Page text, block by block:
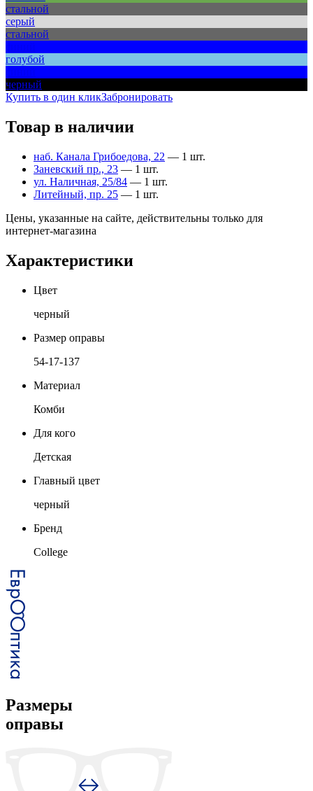
стальной
серый
стальной
голубой
черный
Купить в один кликЗабронировать
Товар в наличии
наб. Канала Грибоедова, 22 — 1 шт.
Заневский пр., 23 — 1 шт.
ул. Наличная, 25/84 — 1 шт.
Литейный, пр. 25 — 1 шт.
Цены, указанные на сайте, действительны только для
интернет-магазина
Характеристики
Цвет
черный
Размер оправы
54-17-137
Материал
Комби
Для кого
Детская
Главный цвет
черный
Бренд
College
Размеры
оправы